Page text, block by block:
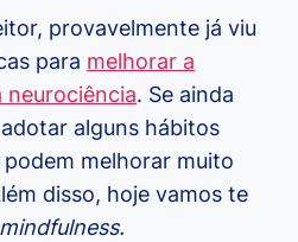
provavelmente já viu
para melhorar a
. Se ainda
alguns hábitos
melhorar muito
disso, hoje vamos te
mindfulness.